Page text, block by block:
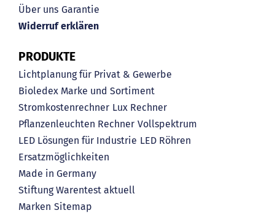
Über uns Garantie
Widerruf erklären
PRODUKTE
Lichtplanung für Privat & Gewerbe
Bioledex Marke und Sortiment
Stromkostenrechner Lux Rechner
Pflanzenleuchten Rechner Vollspektrum
LED Lösungen für Industrie LED Röhren
Ersatzmöglichkeiten
Made in Germany
Stiftung Warentest aktuell
Marken Sitemap